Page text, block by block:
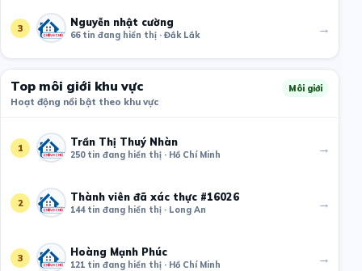
3 Nguyễn nhật cường
66 tin đang hiển thị · Đắk Lắk →
Top môi giới khu vực
Hoạt động nổi bật theo khu vực
Môi giới
1 Trần Thị Thuý Nhàn
250 tin đang hiển thị · Hồ Chí Minh →
2 Thành viên đã xác thực #16026
144 tin đang hiển thị · Long An →
3 Hoàng Mạnh Phúc
121 tin đang hiển thị · Hồ Chí Minh →